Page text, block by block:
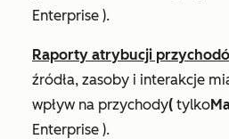
Enterprise ).
Raporty atrybucji
źródła, zasoby i interakcje
wpływ na przychody( tylko
Enterprise ).